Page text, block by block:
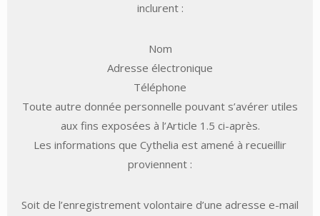
inclurent :
Nom
Adresse électronique
Téléphone
Toute autre donnée personnelle pouvant s’avérer utiles
aux fins exposées à l’Article 1.5 ci-après.
Les informations que Cythelia est amené à recueillir
proviennent :
Soit de l’enregistrement volontaire d’une adresse e-mail